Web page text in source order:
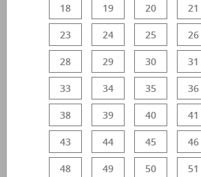
18 19 20 21
23 24 25 26
28 29 30 31
33 34 35 36
38 39 40 41
43 44 45 46
48 49 50 51